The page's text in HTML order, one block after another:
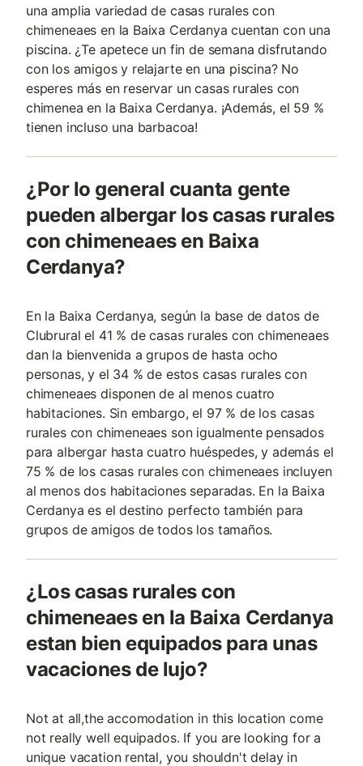
una amplia variedad de casas rurales con
chimeneaes en la Baixa Cerdanya cuentan con una
piscina. ¿Te apetece un fin de semana disfrutando
con los amigos y relajarte en una piscina? No
esperes más en reservar un casas rurales con
chimenea en la Baixa Cerdanya. ¡Además, el 59 %
tienen incluso una barbacoa!
¿Por lo general cuanta gente
pueden albergar los casas rurales
con chimeneaes en Baixa
Cerdanya?
En la Baixa Cerdanya, según la base de datos de
Clubrural el 41 % de casas rurales con chimeneaes
dan la bienvenida a grupos de hasta ocho
personas, y el 34 % de estos casas rurales con
chimeneaes disponen de al menos cuatro
habitaciones. Sin embargo, el 97 % de los casas
rurales con chimeneaes son igualmente pensados
para albergar hasta cuatro huéspedes, y además el
75 % de los casas rurales con chimeneaes incluyen
al menos dos habitaciones separadas. En la Baixa
Cerdanya es el destino perfecto también para
grupos de amigos de todos los tamaños.
¿Los casas rurales con
chimeneaes en la Baixa Cerdanya
estan bien equipados para unas
vacaciones de lujo?
Not at all,the accomodation in this location come
not really well equipados. If you are looking for a
unique vacation rental, you shouldn't delay in